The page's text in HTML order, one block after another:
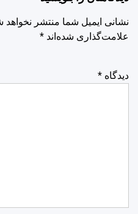
نشانی ایمیل شما منتشر نخواهد
علامت‌گذاری شده‌اند *
دیدگاه *